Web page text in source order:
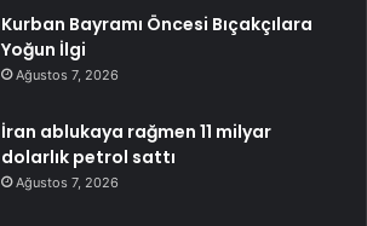
Kurban Bayramı Öncesi Bıçakçılara
Yoğun İlgi
Ağustos 7, 2026
İran ablukaya rağmen 11 milyar
dolarlık petrol sattı
Ağustos 7, 2026